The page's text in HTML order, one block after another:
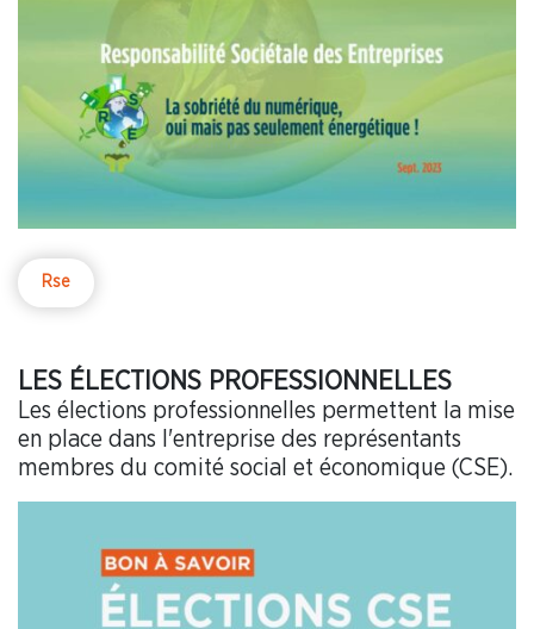
Rse
LES ÉLECTIONS PROFESSIONNELLES
Les élections professionnelles permettent la mise
en place dans l'entreprise des représentants
membres du comité social et économique (CSE).